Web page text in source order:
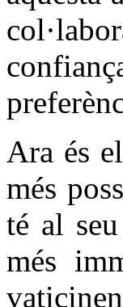
Ara és
més
té al
més